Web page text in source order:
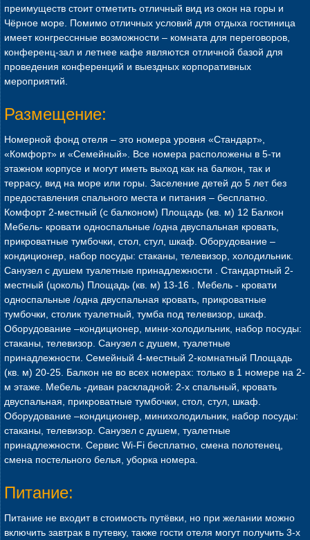
преимуществ стоит отметить отличный вид из окон на горы и
Чёрное море. Помимо отличных условий для отдыха гостиница
имеет конгресснные возможности – комната для переговоров,
конференц-зал и летнее кафе являются отличной базой для
проведения конференций и выездных корпоративных
мероприятий.
Размещение:
Номерной фонд отеля – это номера уровня «Стандарт»,
«Комфорт» и «Семейный». Все номера расположены в 5-ти
этажном корпусе и могут иметь выход как на балкон, так и
террасу, вид на море или горы. Заселение детей до 5 лет без
предоставления спального места и питания – бесплатно.
Комфорт 2-местный (с балконом) Площадь (кв. м) 12 Балкон
Мебель- кровати односпальные /одна двуспальная кровать,
прикроватные тумбочки, стол, стул, шкаф. Оборудование –
кондиционер, набор посуды: стаканы, телевизор, холодильник.
Санузел с душем туалетные принадлежности . Стандартный 2-
местный (цоколь) Площадь (кв. м) 13-16 . Мебель - кровати
односпальные /одна двуспальная кровать, прикроватные
тумбочки, столик туалетный, тумба под телевизор, шкаф.
Оборудование –кондиционер, мини-холодильник, набор посуды:
стаканы, телевизор. Санузел с душем, туалетные
принадлежности. Семейный 4-местный 2-комнатный Площадь
(кв. м) 20-25. Балкон не во всех номерах: только в 1 номере на 2-
м этаже. Мебель -диван раскладной: 2-х спальный, кровать
двуспальная, прикроватные тумбочки, стол, стул, шкаф.
Оборудование –кондиционер, минихолодильник, набор посуды:
стаканы, телевизор. Санузел с душем, туалетные
принадлежности. Сервис Wi-Fi бесплатно, смена полотенец,
смена постельного белья, уборка номера.
Питание:
Питание не входит в стоимость путёвки, но при желании можно
включить завтрак в путевку, также гости отеля могут получить 3-х